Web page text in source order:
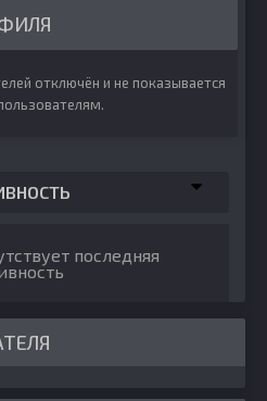
отключён и не показывается
последняя